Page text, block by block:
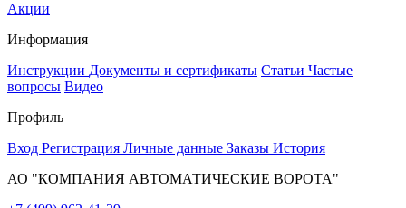
Акции
Информация
Инструкции Документы и сертификаты Статьи Частые
вопросы Видео
Профиль
Вход Регистрация Личные данные Заказы История
АО "КОМПАНИЯ АВТОМАТИЧЕСКИЕ ВОРОТА"